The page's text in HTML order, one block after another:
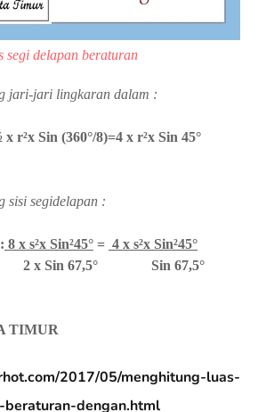
segi delapan beraturan
jari-jari lingkaran dalam :
r²x Sin (360°/8)=4 x r²x Sin 45°
sisi segidelapan :
8 x s²x Sin²45° = 4 x s²x Sin²45°
67,5° Sin 67,5°
TIMUR
2017/05/menghitung-luas-
beraturan-dengan.html